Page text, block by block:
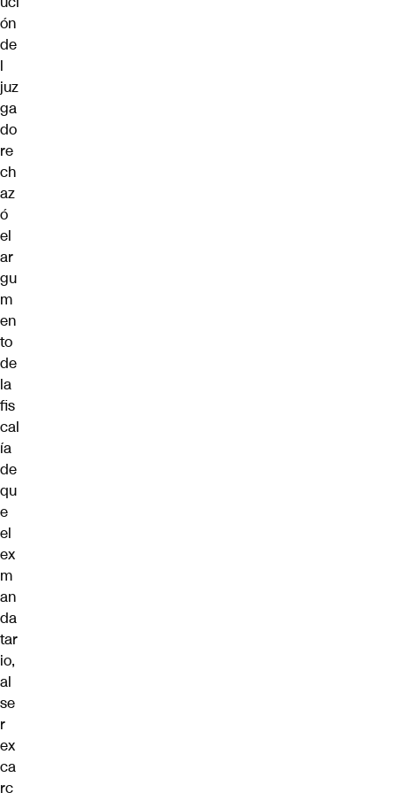
ón
de
l
juz
ga
do
re
ch
az
ó
el
ar
gu
m
en
to
de
la
fis
cal
ía
de
qu
e
el
ex
m
an
da
tar
io,
al
se
r
ex
ca
rc